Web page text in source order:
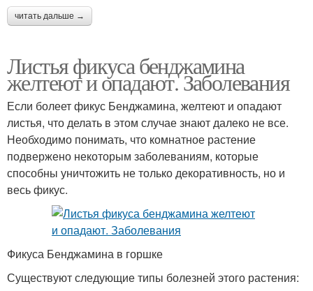
читать дальше →
Листья фикуса бенджамина
желтеют и опадают. Заболевания
Если болеет фикус Бенджамина, желтеют и опадают
листья, что делать в этом случае знают далеко не все.
Необходимо понимать, что комнатное растение
подвержено некоторым заболеваниям, которые
способны уничтожить не только декоративность, но и
весь фикус.
Фикуса Бенджамина в горшке
Существуют следующие типы болезней этого растения: